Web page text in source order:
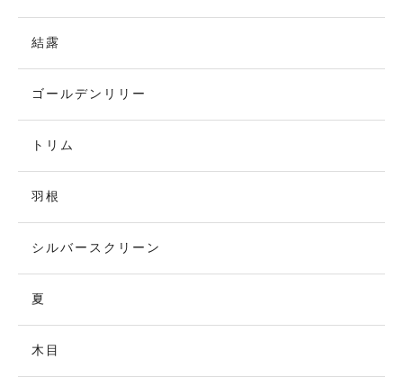
結露
ゴールデンリリー
トリム
羽根
シルバースクリーン
夏
木目